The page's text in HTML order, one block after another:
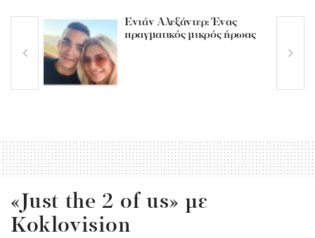
Εντάν Αλεξάντερ: Ένας
πραγματικός μικρός ήρωας
«Just the 2 οf us» με
Koklovision